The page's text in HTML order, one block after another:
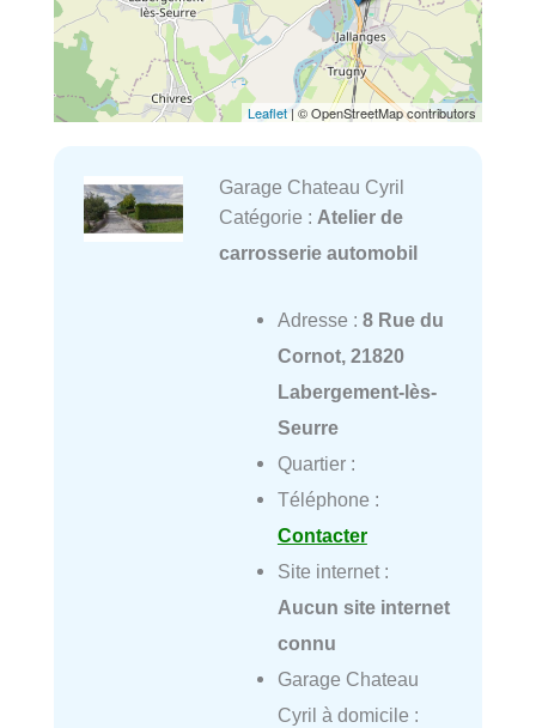
Leaflet| © OpenStreetMap contributors
Garage Chateau Cyril
Catégorie : Atelier de
carrosserie automobil
Adresse : 8 Rue du
Cornot, 21820
Labergement-lès-
Seurre
Quartier :
Téléphone :
Contacter
Site internet :
Aucun site internet
connu
Garage Chateau
Cyril à domicile :